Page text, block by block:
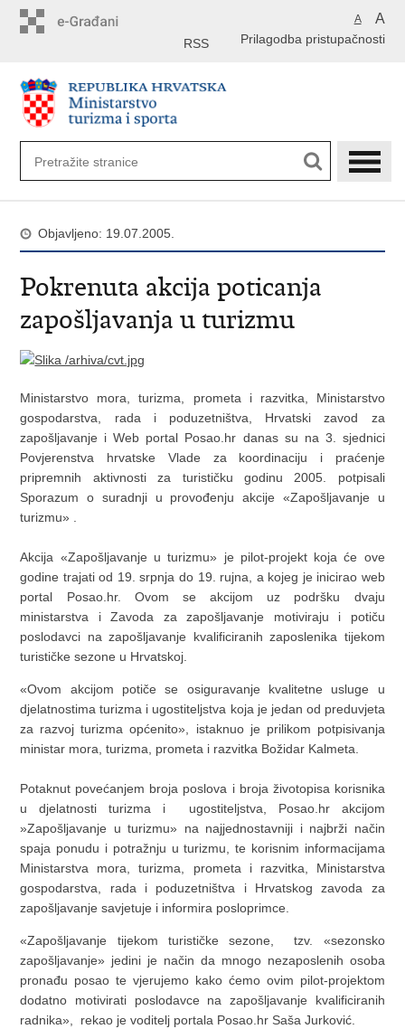
A A
Prilagodba pristupačnosti
RSS
Objavljeno: 19.07.2005.
Pokrenuta akcija poticanja
zapošljavanja u turizmu
Ministarstvo mora, turizma, prometa i razvitka, Ministarstvo
gospodarstva, rada i poduzetništva, Hrvatski zavod za
zapošljavanje i Web portal Posao.hr danas su na 3. sjednici
Povjerenstva hrvatske Vlade za koordinaciju i praćenje
pripremnih aktivnosti za turističku godinu 2005. potpisali
Sporazum o suradnji u provođenju akcije «Zapošljavanje u
turizmu» .
Akcija «Zapošljavanje u turizmu» je pilot-projekt koja će ove
godine trajati od 19. srpnja do 19. rujna, a kojeg je inicirao web
portal Posao.hr. Ovom se akcijom uz podršku dvaju
ministarstva i Zavoda za zapošljavanje motiviraju i potiču
poslodavci na zapošljavanje kvalificiranih zaposlenika tijekom
turističke sezone u Hrvatskoj.
«Ovom akcijom potiče se osiguravanje kvalitetne usluge u
djelatnostima turizma i ugostiteljstva koja je jedan od preduvjeta
za razvoj turizma općenito», istaknuo je prilikom potpisivanja
ministar mora, turizma, prometa i razvitka Božidar Kalmeta.
Potaknut povećanjem broja poslova i broja životopisa korisnika
u djelatnosti turizma i ugostiteljstva, Posao.hr akcijom
»Zapošljavanje u turizmu» na najjednostavniji i najbrži način
spaja ponudu i potražnju u turizmu, te korisnim informacijama
Ministarstva mora, turizma, prometa i razvitka, Ministarstva
gospodarstva, rada i poduzetništva i Hrvatskog zavoda za
zapošljavanje savjetuje i informira posloprimce.
«Zapošljavanje tijekom turističke sezone, tzv. «sezonsko
zapošljavanje» jedini je način da mnogo nezaposlenih osoba
pronađu posao te vjerujemo kako ćemo ovim pilot-projektom
dodatno motivirati poslodavce na zapošljavanje kvalificiranih
radnika», rekao je voditelj portala Posao.hr Saša Jurković.